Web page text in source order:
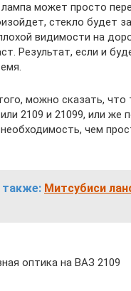
может просто
стекло будет
видимости на
Результат, если и
можно сказать, что
2109 и 21099, или же
чем
также: Митсубиси
оптика на ВАЗ 2109